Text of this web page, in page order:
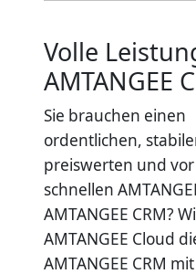
Volle
AMTANGEE
Sie brauchen einen
ordentlichen,
preiswerten und
schnellen
AMTANGEE CRM?
AMTANGEE Cloud
AMTANGEE CRM